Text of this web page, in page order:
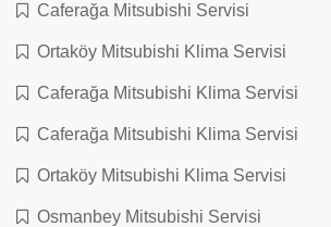
Caferağa Mitsubishi Servisi
Ortaköy Mitsubishi Klima Servisi
Caferağa Mitsubishi Klima Servisi
Caferağa Mitsubishi Klima Servisi
Ortaköy Mitsubishi Klima Servisi
Osmanbey Mitsubishi Servisi